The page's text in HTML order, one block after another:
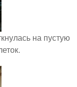
на пустую